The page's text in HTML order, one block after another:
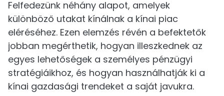
Felfedezünk néhány alapot, amelyek
különböző utakat kínálnak a kínai piac
eléréséhez. Ezen elemzés révén a befektetők
jobban megérthetik, hogyan illeszkednek az
egyes lehetőségek a személyes pénzügyi
stratégiáikhoz, és hogyan használhatják ki a
kínai gazdasági trendeket a saját javukra.